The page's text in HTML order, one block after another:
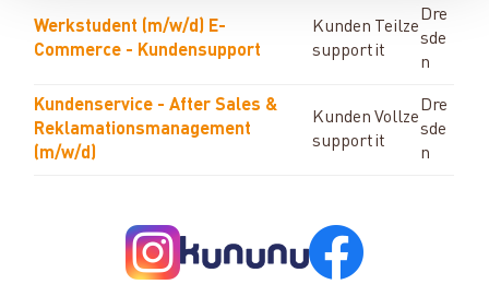
Werkstudent (m/w/d) E-
Commerce - Kundensupport
Kunden
support
Teilze
it
Dre
sde
n
Kundenservice - After Sales &
Reklamationsmanagement
(m/w/d)
Kunden
support
Vollze
it
Dre
sde
n